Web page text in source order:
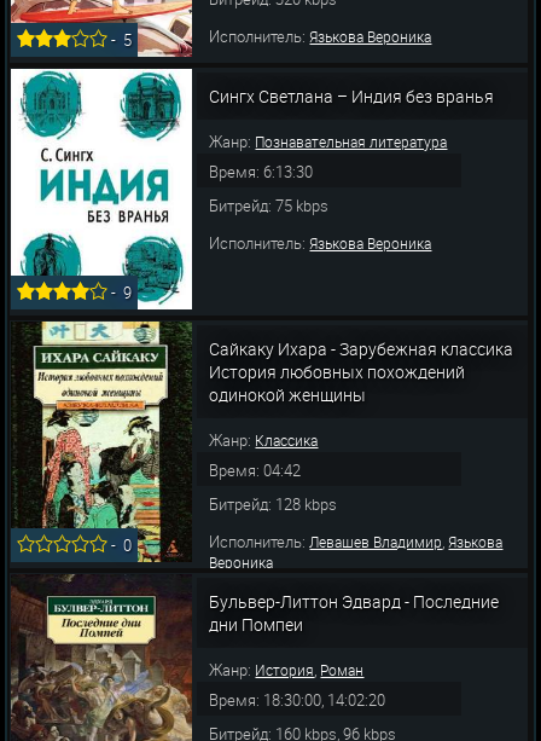
- 5
Исполнитель:Язькова Вероника
-9
Сингх Светлана – Индия без вранья
Жанр: Познавательная литература
Время: 6:13:30
Битрейд: 75 kbps
Исполнитель:Язькова Вероника
-0
Сайкаку Ихара - Зарубежная классика
История любовных похождений
одинокой женщины
Жанр: Классика
Время: 04:42
Битрейд: 128 kbps
Исполнитель:Левашев Владимир,Язькова
Вероника
Бульвер-Литтон Эдвард - Последние
дни Помпеи
Жанр: История, Роман
Время: 18:30:00, 14:02:20
Битрейд: 160 kbps, 96 kbps